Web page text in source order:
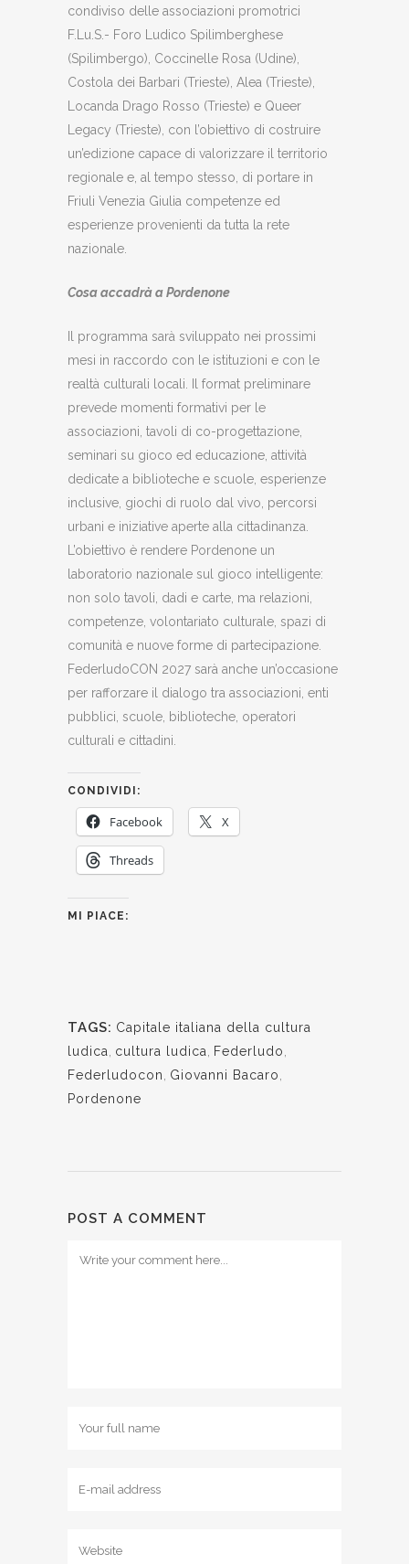
condiviso delle associazioni promotrici
F.Lu.S.- Foro Ludico Spilimberghese
(Spilimbergo), Coccinelle Rosa (Udine),
Costola dei Barbari (Trieste), Alea (Trieste),
Locanda Drago Rosso (Trieste) e Queer
Legacy (Trieste), con l’obiettivo di costruire
un’edizione capace di valorizzare il territorio
regionale e, al tempo stesso, di portare in
Friuli Venezia Giulia competenze ed
esperienze provenienti da tutta la rete
nazionale.
Cosa accadrà a Pordenone
Il programma sarà sviluppato nei prossimi
mesi in raccordo con le istituzioni e con le
realtà culturali locali. Il format preliminare
prevede momenti formativi per le
associazioni, tavoli di co-progettazione,
seminari su gioco ed educazione, attività
dedicate a biblioteche e scuole, esperienze
inclusive, giochi di ruolo dal vivo, percorsi
urbani e iniziative aperte alla cittadinanza.
L’obiettivo è rendere Pordenone un
laboratorio nazionale sul gioco intelligente:
non solo tavoli, dadi e carte, ma relazioni,
competenze, volontariato culturale, spazi di
comunità e nuove forme di partecipazione.
FederludoCON 2027 sarà anche un’occasione
per rafforzare il dialogo tra associazioni, enti
pubblici, scuole, biblioteche, operatori
culturali e cittadini.
CONDIVIDI:
Facebook X
Threads
MI PIACE:
TAGS: Capitale italiana della cultura
ludica
cultura ludica Federludo
Federludocon
Giovanni Bacaro
Pordenone
POST A COMMENT